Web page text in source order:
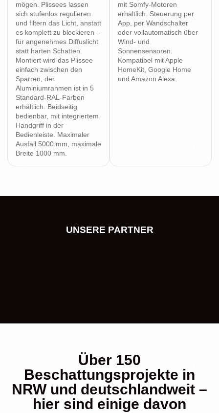
mögen. Plissees lassen
sich stufenlos regulieren
und filtern das Licht, anstatt
es komplett zu blockieren –
für angenehmes Diffuslicht
statt harten Schatten.
Montiert wird das Plissee
einfach zwischen den
Sparren, der
Aluminiumrahmen ist in 5
Standard-RAL-Farben
erhältlich. Beidseitig
bedienbar, mit integriertem
Handgriff in der
Bedienleiste. Maximaler
Ausfall 5000 mm, maximale
Breite 1000 mm.
mit Somfy-Motoren
erhältlich. Steuerung per
App, per Wandschalter
oder vollautomatisch über
Wind- und
Sonnensensoren.
Kompatibel mit Apple
HomeKit, Google Home
und Amazon Alexa.
UNSERE PARTNER
Über 150
Beschattungsprojekte in
NRW und deutschlandweit –
hier sind einige davon